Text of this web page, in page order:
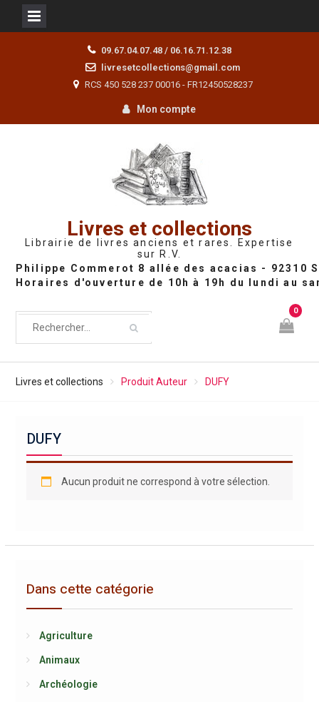
09.67.04.07.48 / 06.16.71.12.38
livresetcollections@gmail.com
RCS 450 528 237 00016 - FR12450528237
Mon compte
Livres et collections
Librairie de livres anciens et rares. Expertise
sur R.V.
0
Livres et collections Produit Auteur DUFY
DUFY
Aucun produit ne correspond à votre sélection.
Dans cette catégorie
Agriculture
Animaux
Archéologie